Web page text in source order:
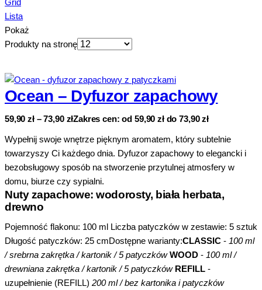
Grid
Lista
Pokaż
Produkty na stronę
Ocean – Dyfuzor zapachowy
59,90zł – 73,90 złZakres cen: od 59,90 zł do 73,90 zł
Wypełnij swoje wnętrze pięknym aromatem, który subtelnie
towarzyszy Ci każdego dnia. Dyfuzor zapachowy to elegancki i
bezobsługowy sposób na stworzenie przytulnej atmosfery w
domu, biurze czy sypialni.
Nuty zapachowe:wodorosty, biała herbata,
drewno
Pojemność flakonu: 100 ml Liczba patyczków w zestawie: 5 sztuk
Długość patyczków: 25 cmDostępne warianty:CLASSIC - 100 ml
/ srebrna zakrętka / kartonik / 5 patyczków WOOD - 100 ml /
drewniana zakrętka / kartonik / 5 patyczków REFILL -
uzupełnienie (REFILL) 200 ml / bez kartonika i patyczków